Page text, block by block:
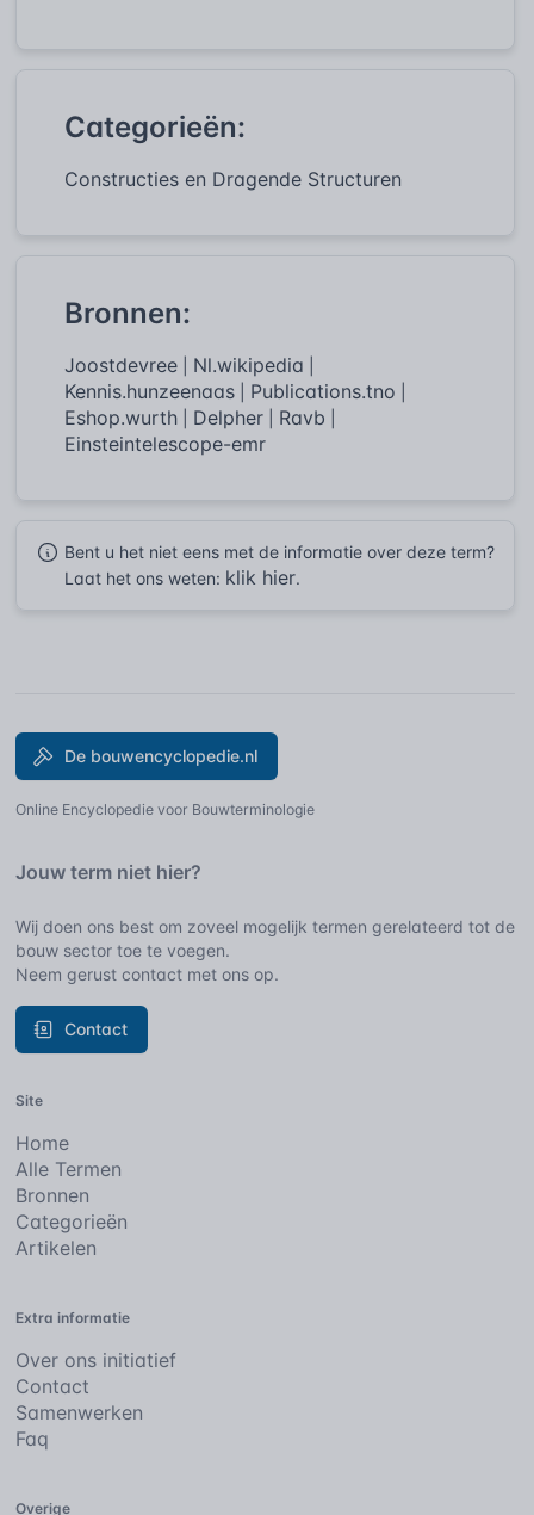
Categorieën:
Constructies en Dragende Structuren
Bronnen:
Joostdevree Nl.wikipedia
Kennis.hunzeenaas Publications.tno
Eshop.wurth Delpher Ravb
Einsteintelescope-emr
Bent u het niet eens met de informatie over deze term?
Laat het ons weten: klik hier.
De bouwencyclopedie.nl
Online Encyclopedie voor Bouwterminologie
Jouw term niet hier?
Wij doen ons best om zoveel mogelijk termen gerelateerd tot de
bouw sector toe te voegen.
Neem gerust contact met ons op.
Contact
Site
Home
Alle Termen
Bronnen
Categorieën
Artikelen
Extra informatie
Over ons initiatief
Contact
Samenwerken
Faq
Overige